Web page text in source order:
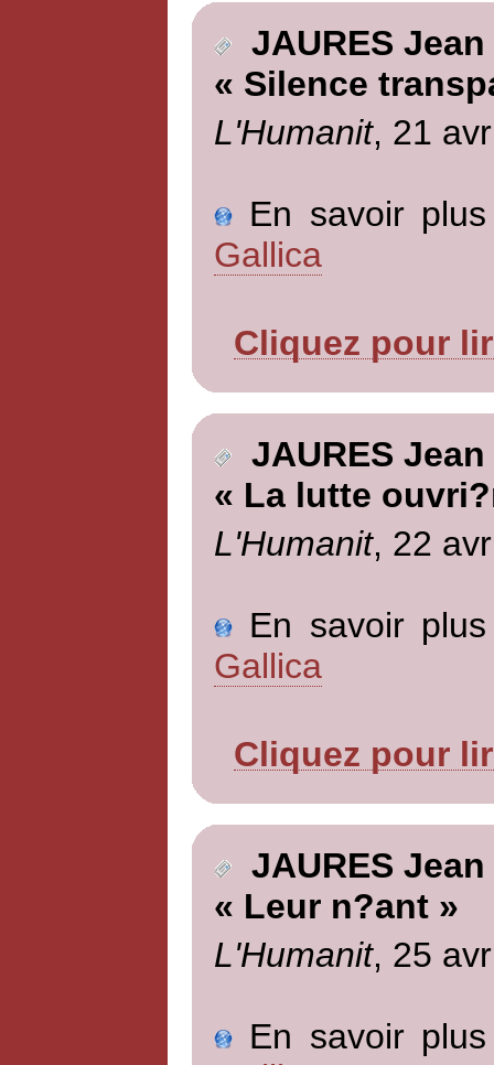
JAURES Jean
« Silence
L'Humanit, 21
En savoir
Gallica
Cliquez pour
JAURES Jean
« La lutte
L'Humanit, 22
En savoir
Gallica
Cliquez pour
JAURES Jean
« Leur n?ant »
L'Humanit, 25
En savoir